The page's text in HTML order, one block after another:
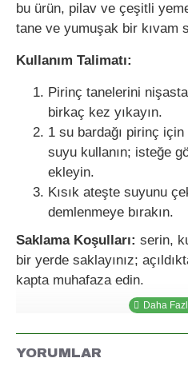
bu ürün, pilav ve çeşitli
tane ve yumuşak bir kıvam
Kullanım Talimatı:
Pirinç tanelerini
birkaç kez yıkayın.
1 su bardağı pirinç
suyu kullanın; isteğe
ekleyin.
Kısık ateşte suyunu
demlenmeye bırakın.
Saklama Koşulları: serin,
bir yerde saklayınız;
kapta muhafaza edin.
YORUMLAR